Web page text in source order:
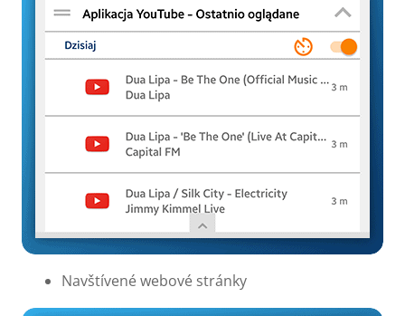
Navštívené webové stránky